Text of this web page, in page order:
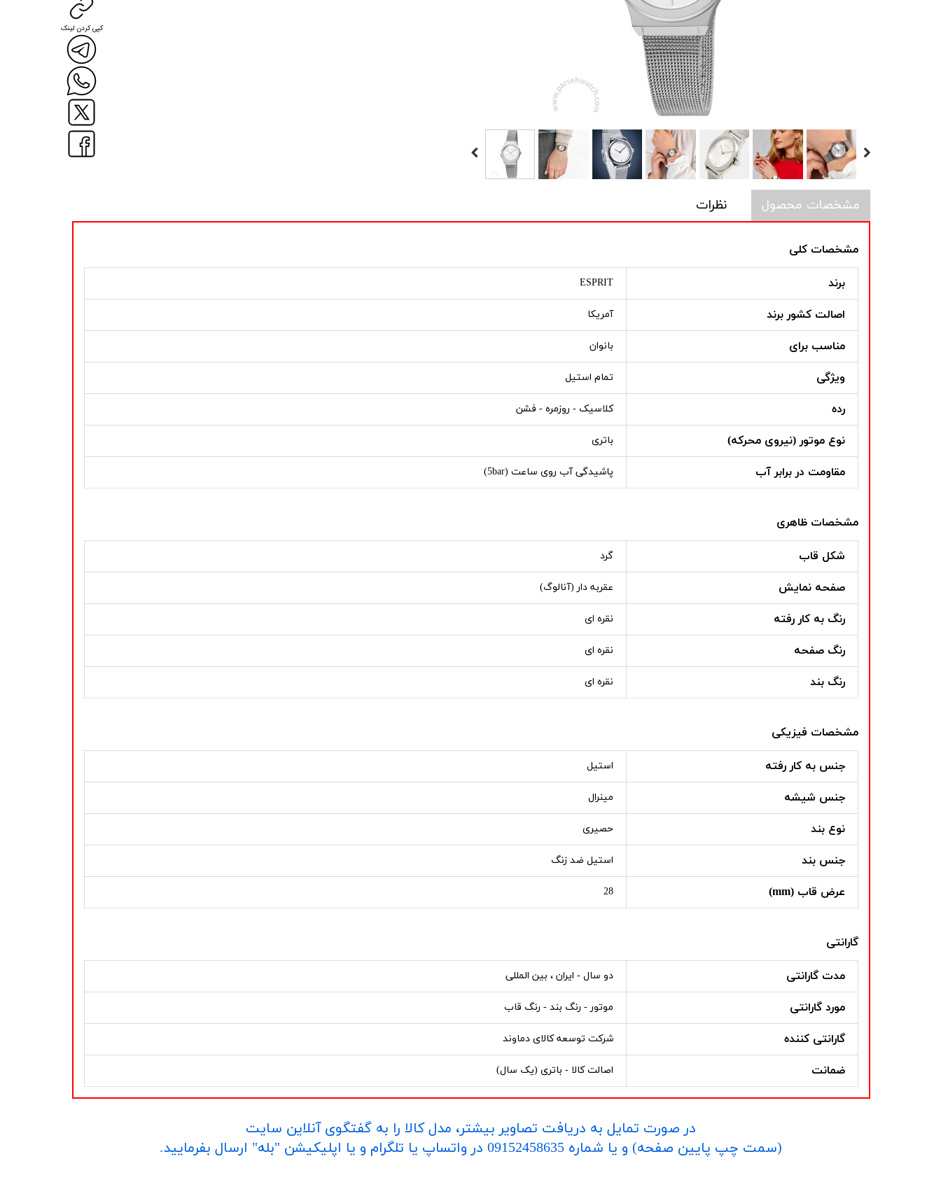
مشخصات محصول نظرات
مشخصات کلی
برند ESPRIT
اصالت کشور برند آمریکا
مناسب برای بانوان
ویژگی تمام استیل
رده کلاسیک - روزمره - فشن
نوع موتور (نیروی محرکه) باتری
مقاومت در برابر آب پاشیدگی آب روی ساعت (5bar)
مشخصات ظاهری
شکل قاب گرد
صفحه نمایش عقربه دار (آنالوگ)
رنگ به کار رفته نقره ای
رنگ صفحه نقره ای
رنگ بند نقره ای
مشخصات فیزیکی
جنس به کار رفته استیل
جنس شیشه مینرال
نوع بند حصیری
جنس بند استیل ضد زنگ
عرض قاب (mm) 28
گارانتی
مدت گارانتی دو سال - ایران ، بین المللی
مورد گارانتی موتور - رنگ بند - رنگ قاب
گارانتی کننده شرکت توسعه کالای دماوند
ضمانت اصالت کالا - باتری (یک سال)
کپی کردن لینک
در صورت تمایل به دریافت تصاویر بیشتر، مدل کالا را به گفتگوی آنلاین سایت
​​​​​​​(سمت چپ پایین صفحه) و یا شماره 09152458635 در واتساپ یا تلگرام و یا اپلیکیشن "بله" ارسال بفرمایید.